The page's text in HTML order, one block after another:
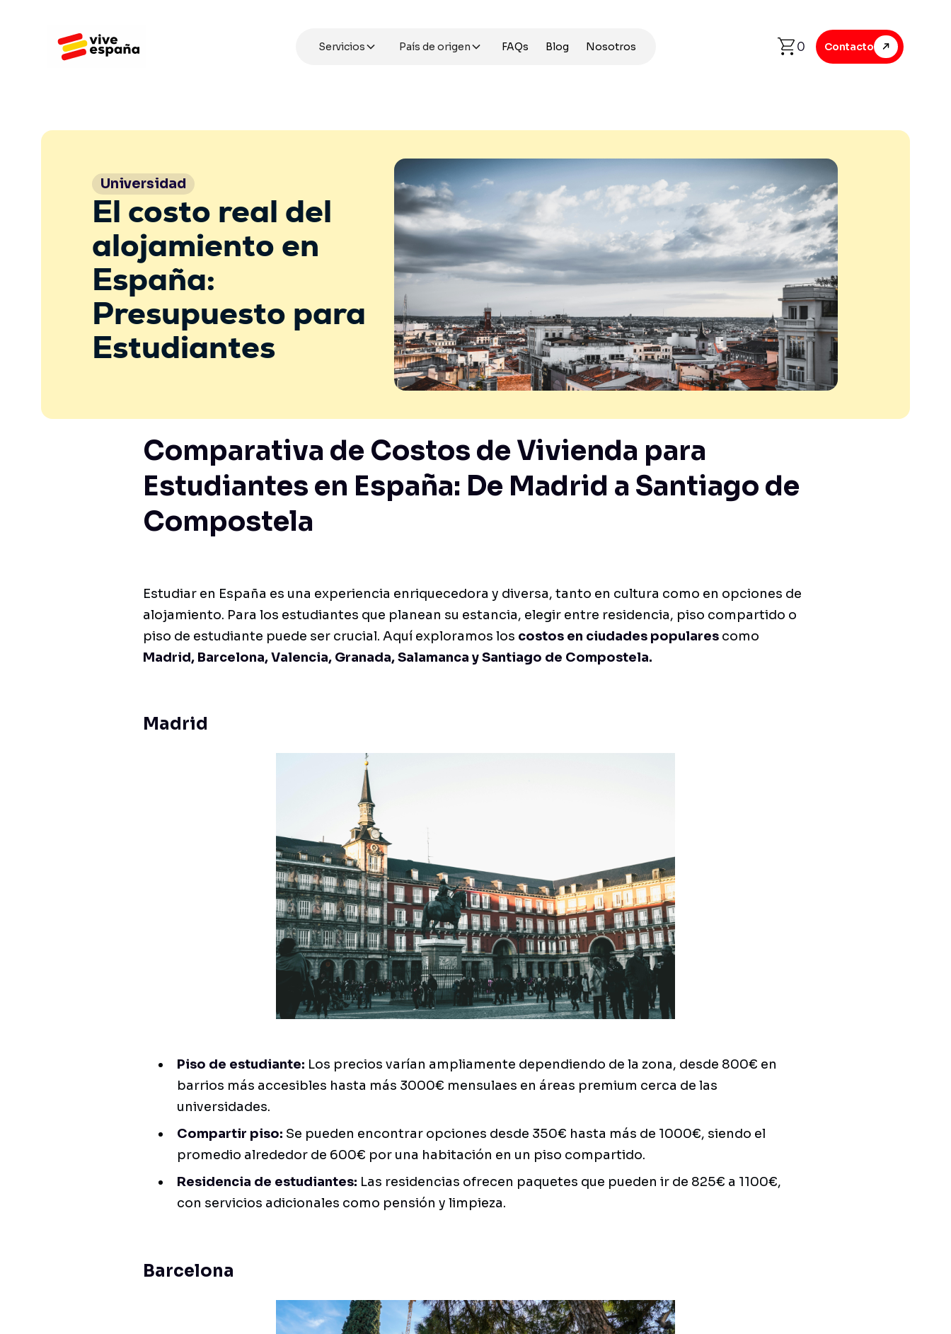
Servicios País de origen FAQs Blog Nosotros 0 Contacto
Universidad
El costo real del
alojamiento en
España:
Presupuesto para
Estudiantes
Comparativa de Costos de Vivienda para
Estudiantes en España: De Madrid a Santiago de
Compostela
Estudiar en España es una experiencia enriquecedora y diversa, tanto en cultura como en opciones de
alojamiento. Para los estudiantes que planean su estancia, elegir entre residencia, piso compartido o
piso de estudiante puede ser crucial. Aquí exploramos los costos en ciudades populares como
Madrid, Barcelona, Valencia, Granada, Salamanca y Santiago de Compostela.
Madrid
Piso de estudiante: Los precios varían ampliamente dependiendo de la zona, desde 800€ en
barrios más accesibles hasta más 3000€ mensulaes en áreas premium cerca de las
universidades.
Compartir piso: Se pueden encontrar opciones desde 350€ hasta más de 1000€, siendo el
promedio alrededor de 600€ por una habitación en un piso compartido.
Residencia de estudiantes: Las residencias ofrecen paquetes que pueden ir de 825€ a 1100€,
con servicios adicionales como pensión y limpieza.
Barcelona